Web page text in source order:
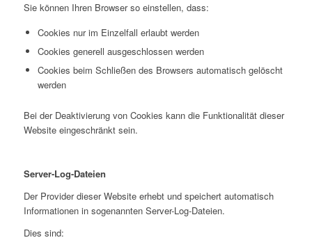
Sie können Ihren Browser so einstellen, dass:
Cookies nur im Einzelfall erlaubt werden
Cookies generell ausgeschlossen werden
Cookies beim Schließen des Browsers automatisch gelöscht
werden
Bei der Deaktivierung von Cookies kann die Funktionalität dieser
Website eingeschränkt sein.
Server-Log-Dateien
Der Provider dieser Website erhebt und speichert automatisch
Informationen in sogenannten Server-Log-Dateien.
Dies sind: